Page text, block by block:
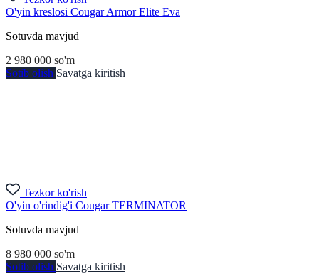
O'yin kreslosi Cougar Armor Elite Eva
Sotuvda mavjud
2 980 000 so'm
Sotib olish Savatga kiritish
Tezkor ko'rish
O'yin o'rindig'i Cougar TERMINATOR
Sotuvda mavjud
8 980 000 so'm
Sotib olish Savatga kiritish